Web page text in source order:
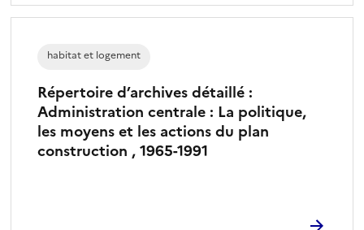
Répertoire d’archives détaillé :
Administration centrale : La politique,
les moyens et les actions du plan
construction , 1965-1991
habitat et logement